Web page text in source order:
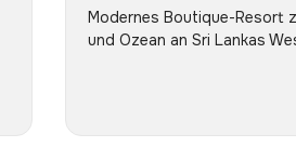
Modernes Boutique-Resort
und Ozean an Sri Lankas